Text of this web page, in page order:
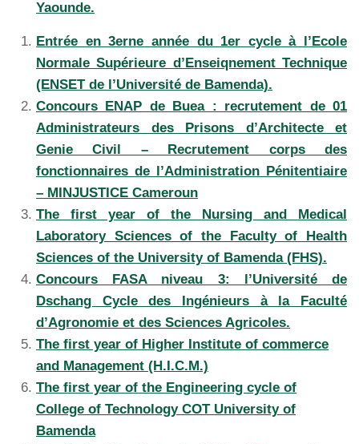
Yaounde.
Entrée en 3erne année du 1er cycle à l’Ecole
Normale Supérieure d’Enseiqnement Technique
(ENSET de l’Université de Bamenda).
Concours ENAP de Buea : recrutement de 01
Administrateurs des Prisons d’Architecte et
Genie Civil – Recrutement corps des
fonctionnaires de l’Administration Pénitentiaire
– MINJUSTICE Cameroun
The first year of the Nursing and Medical
Laboratory Sciences of the Faculty of Health
Sciences of the University of Bamenda (FHS).
Concours FASA niveau 3: l’Université de
Dschang Cycle des Ingénieurs à la Faculté
d’Agronomie et des Sciences Agricoles.
The first year of Higher Institute of commerce
and Management (H.I.C.M.)
The first year of the Engineering cycle of
College of Technology COT University of
Bamenda